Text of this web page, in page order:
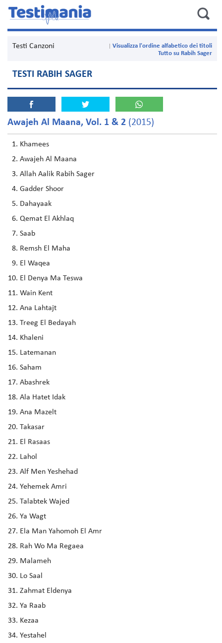
Testi Canzoni
Visualizza l'ordine alfabetico dei titoli
Tutto su Rabih Sager
TESTI RABIH SAGER
Awajeh Al Maana, Vol. 1 & 2 (2015)
Khamees
Awajeh Al Maana
Allah Aalik Rabih Sager
Gadder Shoor
Dahayaak
Qemat El Akhlaq
Saab
Remsh El Maha
El Waqea
El Denya Ma Teswa
Wain Kent
Ana Lahtajt
Treeg El Bedayah
Khaleni
Latemanan
Saham
Abashrek
Ala Hatet Idak
Ana Mazelt
Takasar
El Rasaas
Lahol
Alf Men Yeshehad
Yehemek Amri
Talabtek Wajed
Ya Wagt
Ela Man Yahomoh El Amr
Rah Wo Ma Regaea
Malameh
Lo Saal
Zahmat Eldenya
Ya Raab
Kezaa
Yestahel